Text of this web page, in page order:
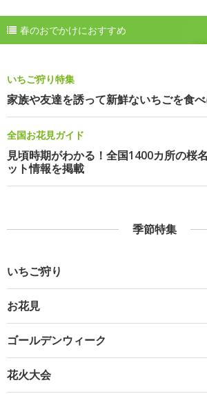
春のおでかけにおすすめ
いちご狩り特集
家族や友達を誘って新鮮ないちごを食
全国お花見ガイド
見頃時期がわかる！全国1400カ所の桜
ット情報を掲載
季節特集
いちご狩り
お花見
ゴールデンウィーク
花火大会